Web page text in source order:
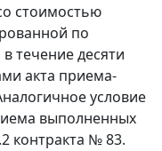
стоимостью
по
течение десяти
акта приема-
условие
выполненных
контракта № 83.